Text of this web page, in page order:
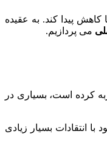
پیدا کند. به عقیده
می پردازیم.
کرده است، بسیاری در
انتقادات بسیار زیادی